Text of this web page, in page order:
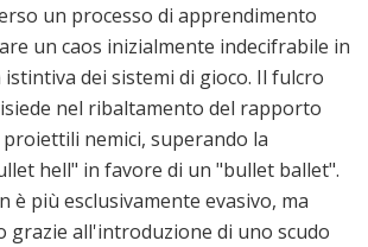
un processo di apprendimento
un caos inizialmente indecifrabile in
dei sistemi di gioco. Il fulcro
nel ribaltamento del rapporto
nemici, superando la
hell" in favore di un "bullet ballet".
è più esclusivamente evasivo, ma
grazie all'introduzione di uno scudo